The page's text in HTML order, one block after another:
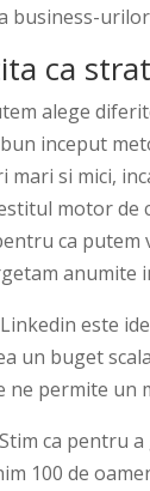
business-
ca
alege
inceput
mari si mici,
motor de
ca
anumite
este
un buget
ne permite un
ca pentru
100 de